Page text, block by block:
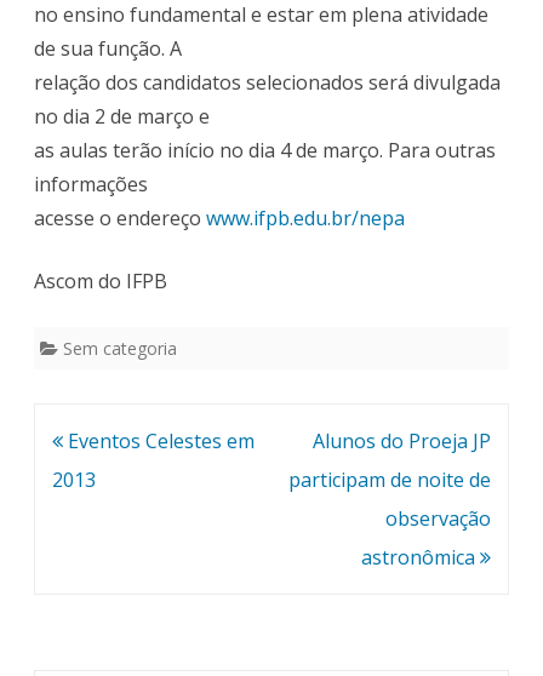
no ensino fundamental e estar em plena atividade
de sua função. A
relação dos candidatos selecionados será divulgada
no dia 2 de março e
as aulas terão início no dia 4 de março. Para outras
informações
acesse o endereço www.ifpb.edu.br/nepa
Ascom do IFPB
Sem categoria
Navegação
de
Eventos Celestes em
2013
Alunos do Proeja JP
participam de noite de
observação
astronômica